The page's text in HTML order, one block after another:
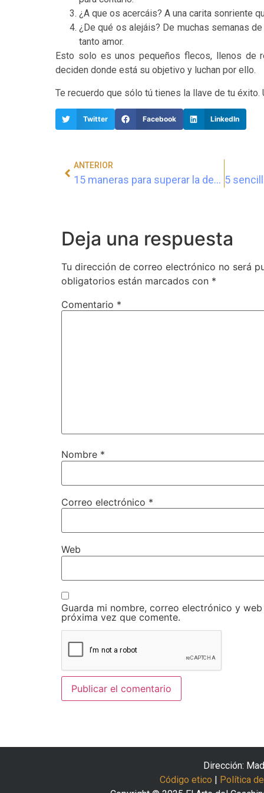
¿A que os acercáis? A una carita sonriente
¿De qué os alejáis? De muchas semanas
tanto amor.
Esto solo es unos pequeños flecos, llenos de
deciden donde está su objetivo y luchan por ello.
Te recuerdo que sólo tú tienes la llave de tu éxito.
Twitter Facebook LinkedIn
ANTERIOR
15 maneras para superar la depresión y la tristeza
Deja una respuesta
Tu dirección de correo electrónico no será
obligatorios están marcados con *
Comentario *
Nombre *
Correo electrónico *
Web
Guarda mi nombre, correo electrónico y
próxima vez que comente.
Dirección:
Código etico
Política